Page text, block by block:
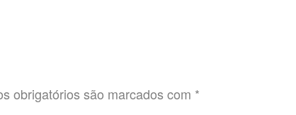
obrigatórios são marcados com *